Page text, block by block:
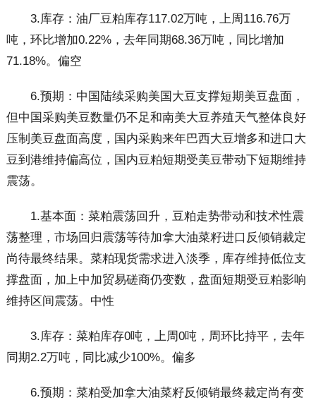
3.库存：油厂豆粕库存117.02万吨，上周116.76万
吨，环比增加0.22%，去年同期68.36万吨，同比增加
71.18%。偏空
6.预期：中国陆续采购美国大豆支撑短期美豆盘面，
但中国采购美豆数量仍不足和南美大豆养殖天气整体良好
压制美豆盘面高度，国内采购来年巴西大豆增多和进口大
豆到港维持偏高位，国内豆粕短期受美豆带动下短期维持
震荡。
1.基本面：菜粕震荡回升，豆粕走势带动和技术性震
荡整理，市场回归震荡等待加拿大油菜籽进口反倾销裁定
尚待最终结果。菜粕现货需求进入淡季，库存维持低位支
撑盘面，加上中加贸易磋商仍变数，盘面短期受豆粕影响
维持区间震荡。中性
3.库存：菜粕库存0吨，上周0吨，周环比持平，去年
同期2.2万吨，同比减少100%。偏多
6.预期：菜粕受加拿大油菜籽反倾销最终裁定尚有变